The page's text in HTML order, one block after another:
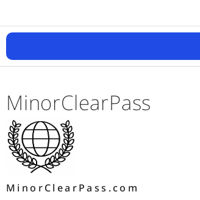
MinorClearPass
MinorClearPass.com